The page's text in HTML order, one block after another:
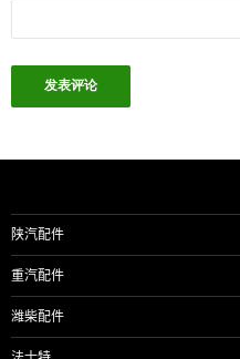
陕汽配件
重汽配件
潍柴配件